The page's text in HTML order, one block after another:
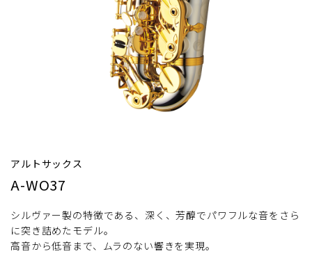
アルトサックス
A-WO37
シルヴァー製の特徴である、深く、芳醇でパワフルな音をさら
に突き詰めたモデル。
高音から低音まで、ムラのない響きを実現。